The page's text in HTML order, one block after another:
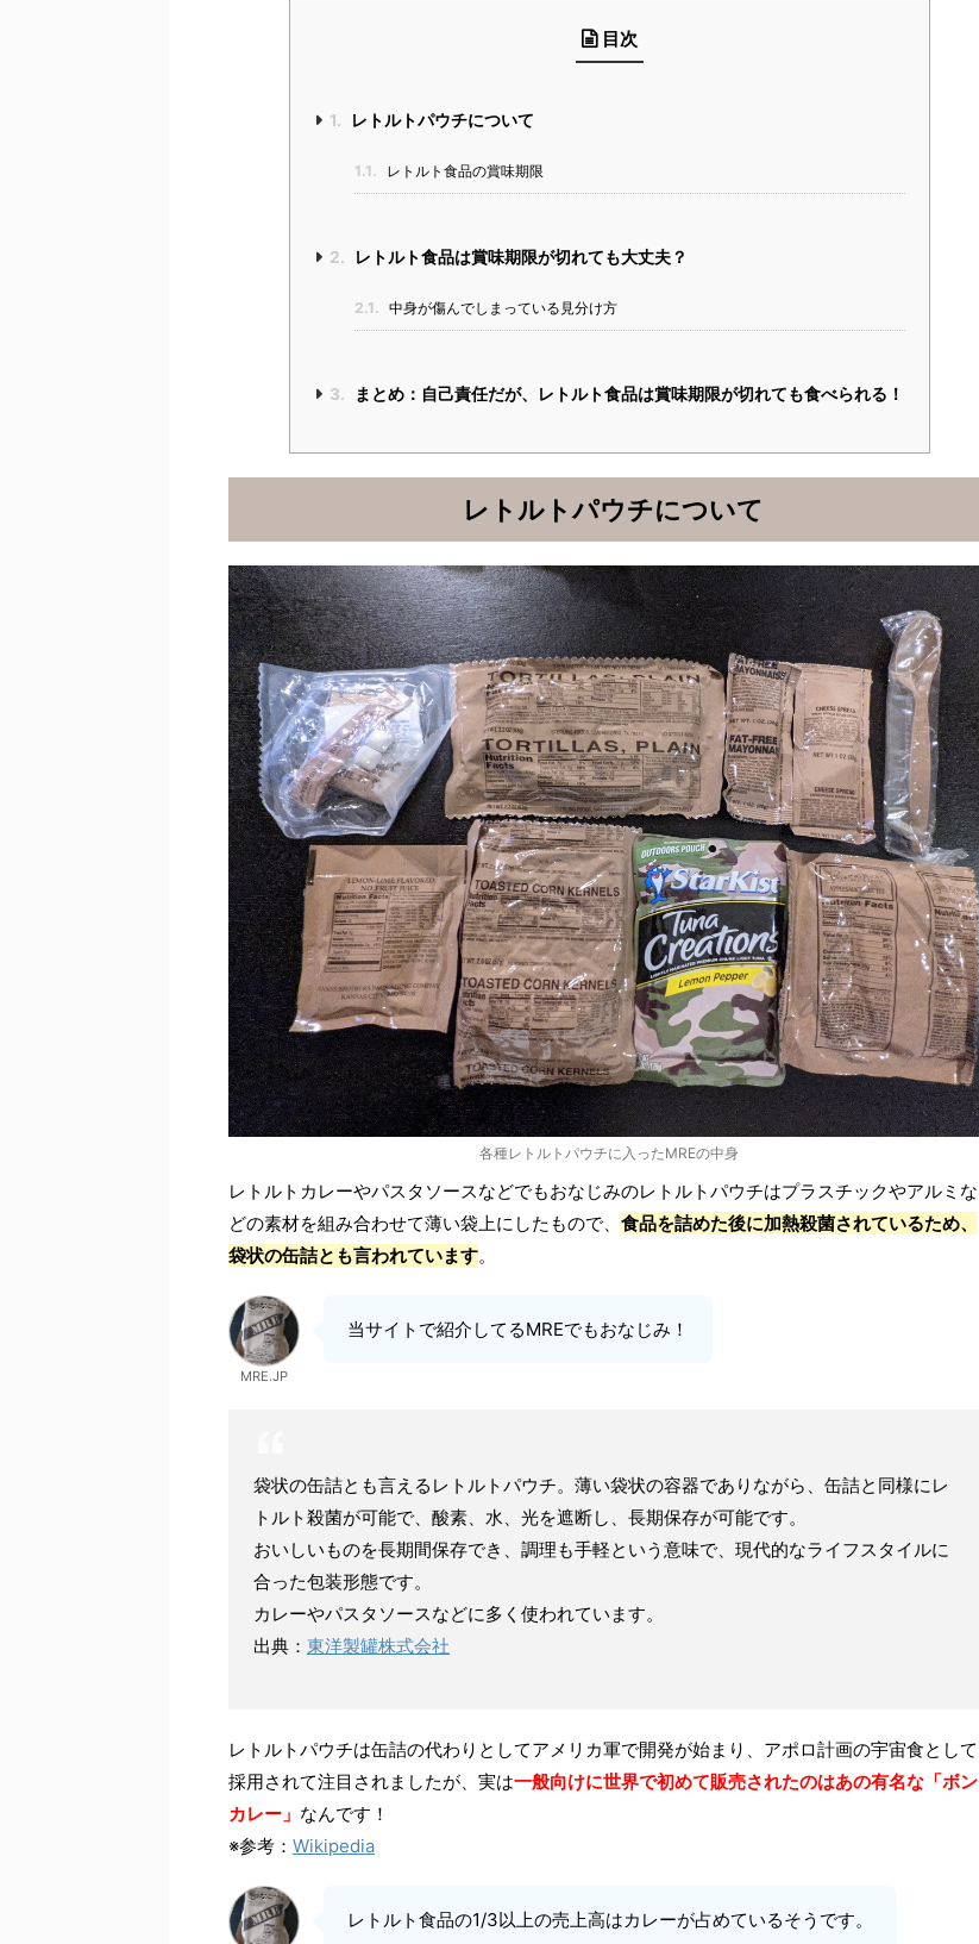
目次
1. レトルトパウチについて
1.1. レトルト食品の賞味期限
2. レトルト食品は賞味期限が切れても大丈夫？
2.1. 中身が傷んでしまっている見分け方
3. まとめ：自己責任だが、レトルト食品は賞味期限が切れても食べられる！
レトルトパウチについて
各種レトルトパウチに入ったMREの中身
レトルトカレーやパスタソースなどでもおなじみのレトルトパウチはプラスチックやアルミな
どの素材を組み合わせて薄い袋上にしたもので、 食品を詰めた後に加熱殺菌されているため、
袋状の缶詰とも言われています。
MRE.JP
当サイトで紹介してるMREでもおなじみ！
袋状の缶詰とも言えるレトルトパウチ。薄い袋状の容器でありながら、缶詰と同様にレ
トルト殺菌が可能で、酸素、水、光を遮断し、長期保存が可能です。
おいしいものを長期間保存でき、調理も手軽という意味で、現代的なライフスタイルに
合った包装形態です。
カレーやパスタソースなどに多く使われています。
出典： 東洋製罐株式会社
レトルトパウチは缶詰の代わりとしてアメリカ軍で開発が始まり、アポロ計画の宇宙食として
採用されて注目されましたが、実は一般向けに世界で初めて販売されたのはあの有名な「ボン
カレー」 なんです！
※参考： Wikipedia
レトルト食品の1/3以上の売上高はカレーが占めているそうです。